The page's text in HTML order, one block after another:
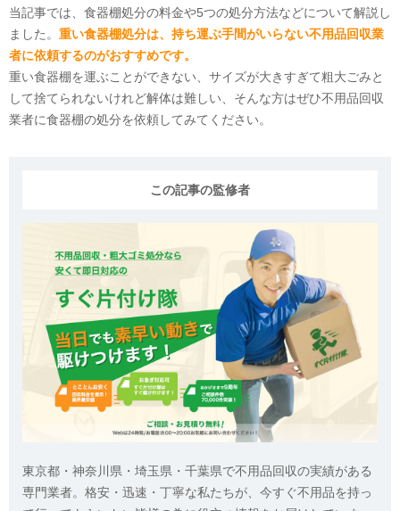
当記事では、食器棚処分の料金や5つの処分方法などについて解説し
ました。 重い食器棚処分は、持ち運ぶ手間がいらない不用品回収業
者に依頼するのがおすすめです。
重い食器棚を運ぶことができない、サイズが大きすぎて粗大ごみと
して捨てられないけれど解体は難しい、そんな方はぜひ不用品回収
業者に食器棚の処分を依頼してみてください。
この記事の監修者
東京都・神奈川県・埼玉県・千葉県で不用品回収の実績がある
専門業者。格安・迅速・丁寧な私たちが、今すぐ不用品を持っ